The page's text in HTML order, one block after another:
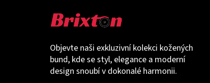
Objevte naši exkluzivní kolekci kožených
bund, kde se styl, elegance a moderní
design snoubí v dokonalé harmonii.